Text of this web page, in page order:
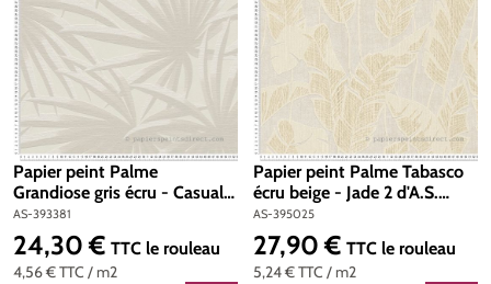
Papier peint Palme
Grandiose gris écru - Casual
Living d'A.S. Création | Réf.
AS-393381
AS-393381
4,56 €TTC / m2
Prix régulier :
24,30 € TTC le rouleau
Papier peint Palme Tabasco
écru beige - Jade 2 d'A.S.
Création | Réf. AS-395025
AS-395025
5,24 €TTC / m2
Prix régulier :
27,90 € TTC le rouleau